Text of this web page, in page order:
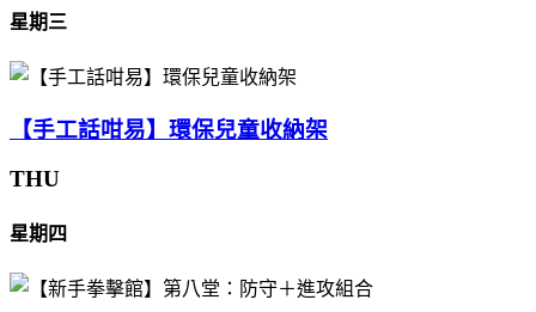
星期三
【手工話咁易】環保兒童收納架
THU
星期四